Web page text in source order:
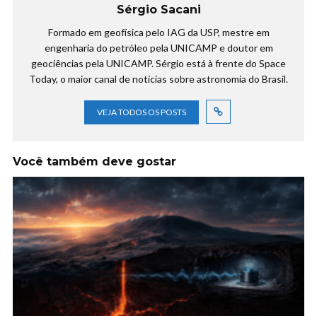
Sérgio Sacani
Formado em geofísica pelo IAG da USP, mestre em
engenharia do petróleo pela UNICAMP e doutor em
geociências pela UNICAMP. Sérgio está à frente do Space
Today, o maior canal de notícias sobre astronomia do Brasil.
VEJA TODOS OS POSTS
Você também deve gostar